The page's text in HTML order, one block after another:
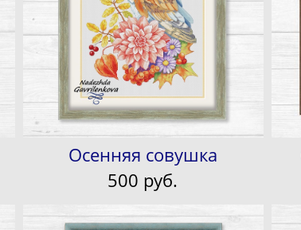
Осенняя совушка
500 pуб.